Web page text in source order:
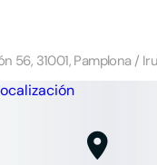
56, 31001, Pamplona /